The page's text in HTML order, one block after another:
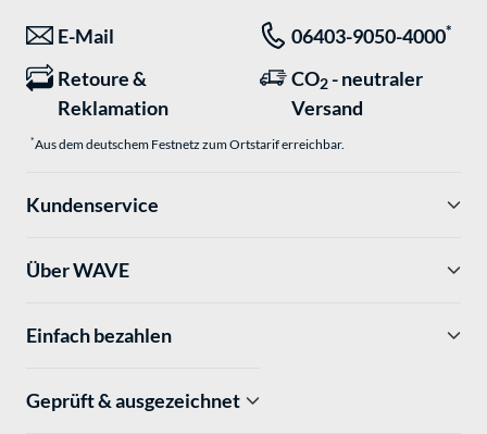
E-Mail 06403-9050-4000*
Retoure &
Reklamation
CO2 - neutraler
Versand
*Aus dem deutschem Festnetz zum Ortstarif erreichbar.
Kundenservice
Über WAVE
Einfach bezahlen
Geprüft & ausgezeichnet